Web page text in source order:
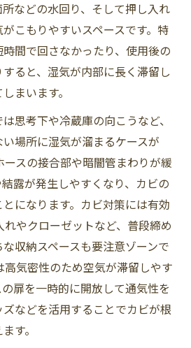
などの水回り、そして押し入れ
こもりやすいスペースです。特
間で回さなかったり、使用後の
ると、湿気が内部に長く滞留し
まいます。
思考下や冷蔵庫の向こうなど、
場所に湿気が溜まるケースが
ースの接合部や暗闇管まわりが緩
露が発生しやすくなり、カビの
になります。カビ対策には有効
やクローゼットなど、普段締め
収納スペースも要注意ゾーンで
高気密性のため空気が滞留しやす
扉を一時的に開放して通気性を
などを活用することでカビが根
す。